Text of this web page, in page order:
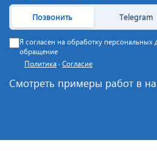
Позвонить Telegram
Я согласен на обработку персональных
обращение
Политика · Согласие
Смотреть примеры работ в